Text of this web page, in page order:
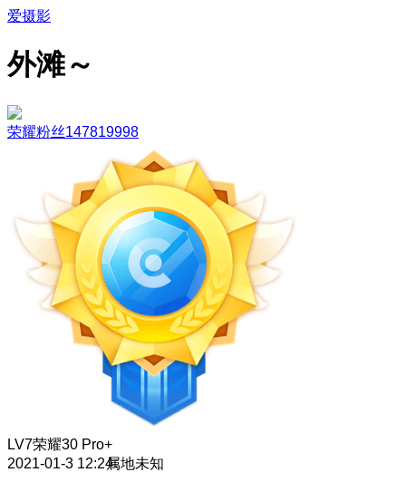
爱摄影
外滩～
荣耀粉丝147819998
LV7荣耀30 Pro+
2021-01-3 12:24属地未知